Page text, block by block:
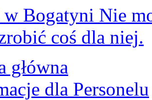
w Bogatyni Nie
coś dla niej.
główna
dla Personelu